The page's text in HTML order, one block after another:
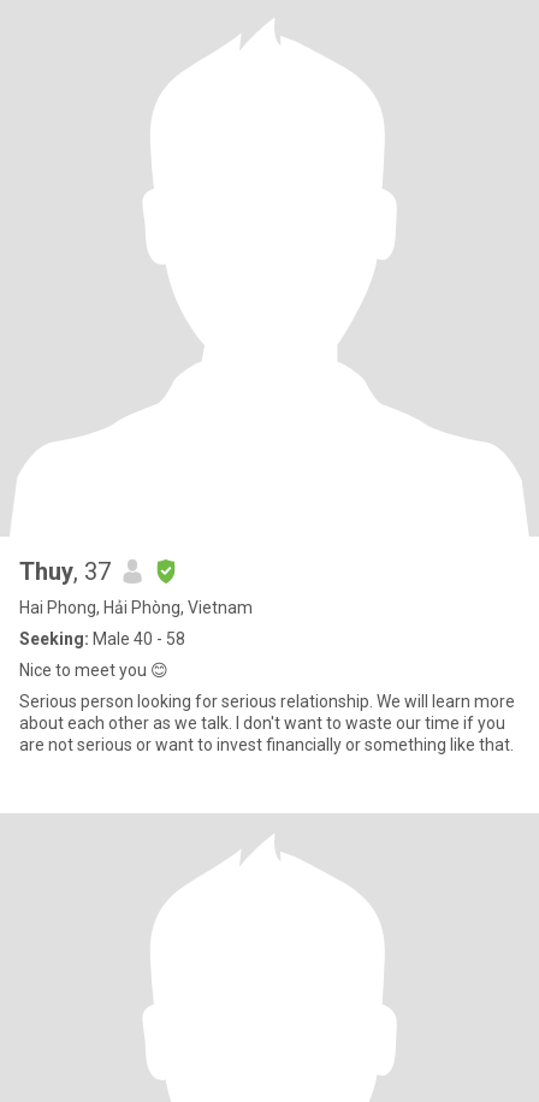
Thuy, 37
Hai Phong, Hải Phòng, Vietnam
Seeking: Male 40 - 58
Nice to meet you 😊
Serious person looking for serious relationship. We will learn more
about each other as we talk. I don't want to waste our time if you
are not serious or want to invest financially or something like that.